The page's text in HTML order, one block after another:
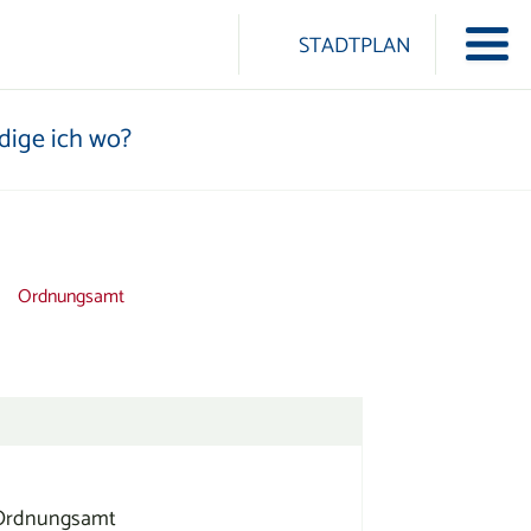
ICON-LINDUA LINDUA-
STADTPLAN
ich wo?
Ordnungsamt